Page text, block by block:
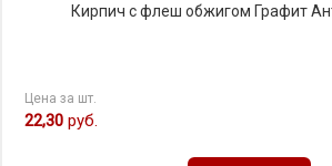
Кирпич с флеш обжигом Графит
Цена за шт.
22,30 руб.